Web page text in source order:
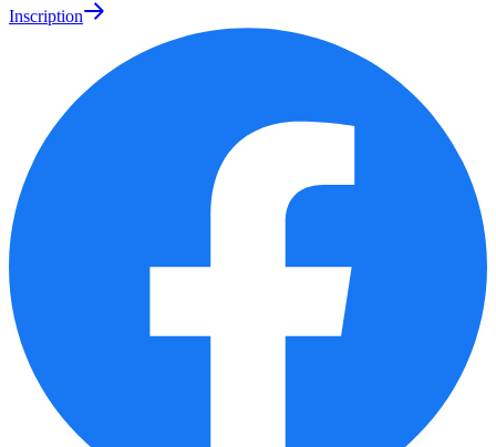
Inscription